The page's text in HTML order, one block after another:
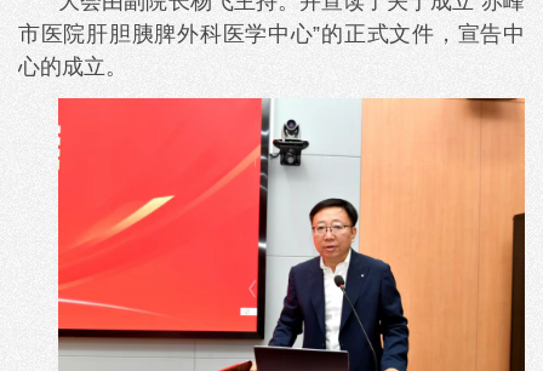
市医院肝胆胰脾外科医学中心”的正式文件，宣告中
心的成立。